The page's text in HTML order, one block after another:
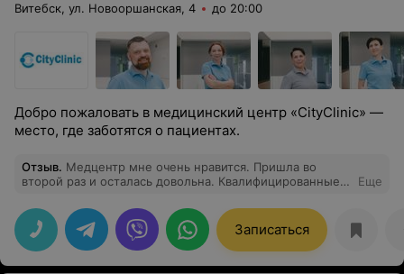
Витебск, ул. Новооршанская, 4 до 20:00
Добро пожаловать в медицинский центр «CityClinic» —
место, где заботятся о пациентах.
Отзыв. Медцентр мне очень нравится. Пришла во
второй раз и осталась довольна. Квалифицированные и
выслушали, все подробно объяснили и дали
необходимые рекомендации. Спасибо!
Еще
Записаться